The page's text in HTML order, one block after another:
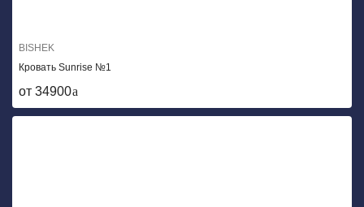
BISHEK
Кровать Sunrise №1
от 34900